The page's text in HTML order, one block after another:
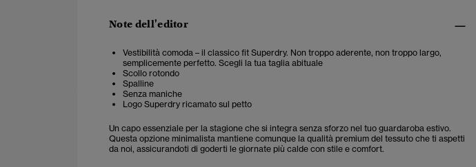
Note dell'editor
Vestibilità comoda – il classico fit Superdry. Non troppo aderente, non troppo largo,
semplicemente perfetto. Scegli la tua taglia abituale
Scollo rotondo
Spalline
Senza maniche
Logo Superdry ricamato sul petto
Un capo essenziale per la stagione che si integra senza sforzo nel tuo guardaroba estivo.
Questa opzione minimalista mantiene comunque la qualità premium del tessuto che ti aspetti
da noi, assicurandoti di goderti le giornate più calde con stile e comfort.